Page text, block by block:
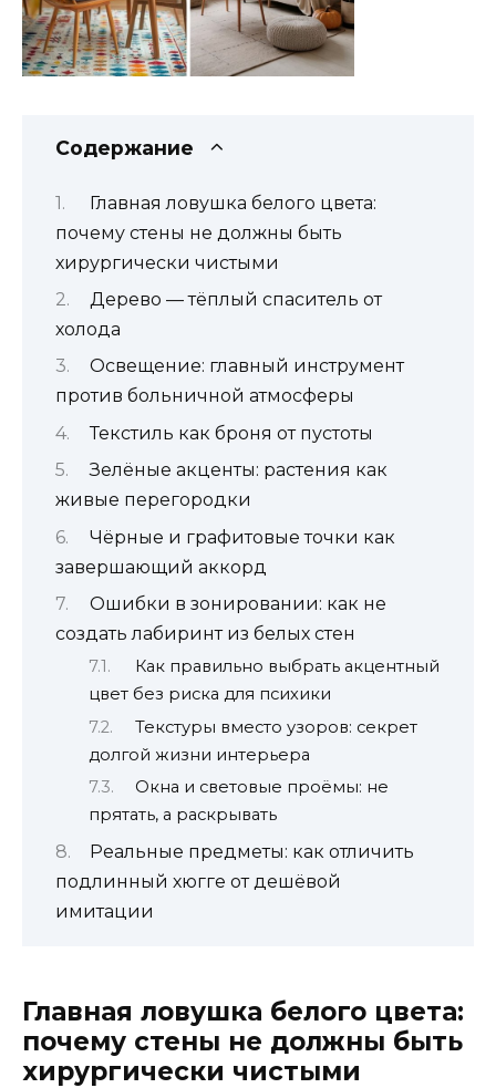
Содержание
Главная ловушка белого цвета:
почему стены не должны быть
хирургически чистыми
Дерево — тёплый спаситель от
холода
Освещение: главный инструмент
против больничной атмосферы
Текстиль как броня от пустоты
Зелёные акценты: растения как
живые перегородки
Чёрные и графитовые точки как
завершающий аккорд
Ошибки в зонировании: как не
создать лабиринт из белых стен
Как правильно выбрать акцентный
цвет без риска для психики
Текстуры вместо узоров: секрет
долгой жизни интерьера
Окна и световые проёмы: не
прятать, а раскрывать
Реальные предметы: как отличить
подлинный хюгге от дешёвой
имитации
Главная ловушка белого цвета:
почему стены не должны быть
хирургически чистыми